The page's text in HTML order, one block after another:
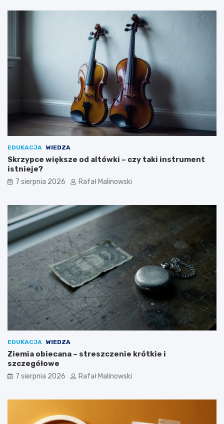
EDUKACJA WIEDZA
Skrzypce większe od altówki – czy taki instrument
istnieje?
7 sierpnia 2026 Rafał Malinowski
EDUKACJA WIEDZA
Ziemia obiecana – streszczenie krótkie i
szczegółowe
7 sierpnia 2026 Rafał Malinowski